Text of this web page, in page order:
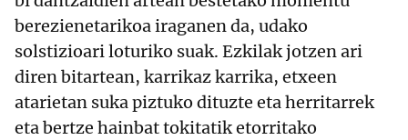
berezienetarikoa iraganen da, udako
solstizioari loturiko suak. Ezkilak jotzen ari
diren bitartean, karrikaz karrika, etxeen
atarietan suka piztuko dituzte eta herritarrek
eta bertze hainbat tokitatik etorritako